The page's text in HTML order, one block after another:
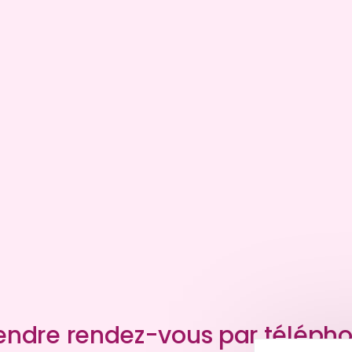
rendez-vous par